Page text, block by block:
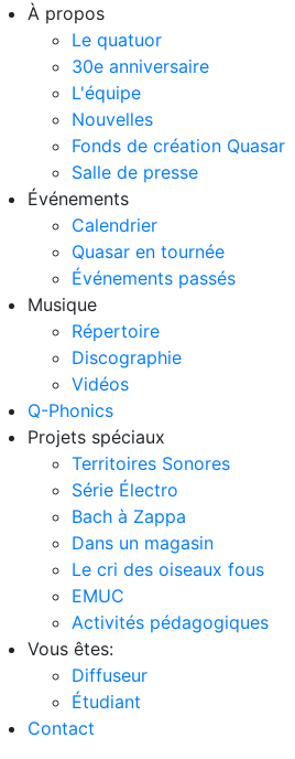
À propos
Le quatuor
30e anniversaire
L'équipe
Nouvelles
Fonds de création Quasar
Salle de presse
Événements
Calendrier
Quasar en tournée
Événements passés
Musique
Répertoire
Discographie
Vidéos
Q-Phonics
Projets spéciaux
Territoires Sonores
Série Électro
Bach à Zappa
Dans un magasin
Le cri des oiseaux fous
EMUC
Activités pédagogiques
Vous êtes:
Diffuseur
Étudiant
Contact